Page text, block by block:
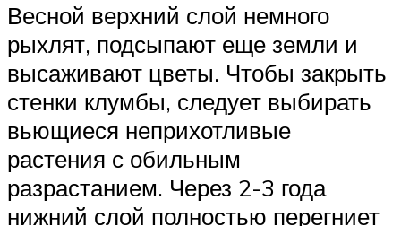
Весной верхний слой немного
рыхлят, подсыпают еще земли и
высаживают цветы. Чтобы закрыть
стенки клумбы, следует выбирать
вьющиеся неприхотливые
растения с обильным
разрастанием. Через 2-3 года
нижний слой полностью перегниет